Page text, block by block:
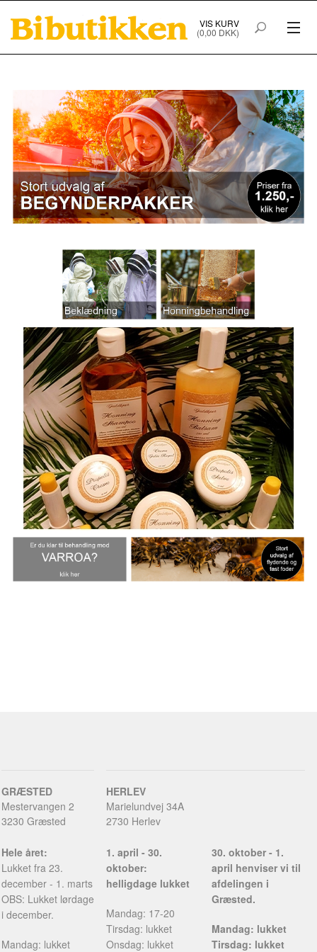
VIS KURV
(0,00 DKK)
FORSIDE HANDELSBETINGELSER
GRÆSTED
Mestervangen 2
3230 Græsted
HERLEV
Marielundvej 34A
2730 Herlev
Hele året:
Lukket fra 23.
december - 1. marts
OBS: Lukket lørdage
i december.
Mandag: lukket
1. april - 30.
oktober:
helligdage lukket
Mandag: 17-20
Tirsdag: lukket
Onsdag: lukket
30. oktober - 1.
april henviser vi til
afdelingen i
Græsted.
Mandag: lukket
Tirsdag: lukket